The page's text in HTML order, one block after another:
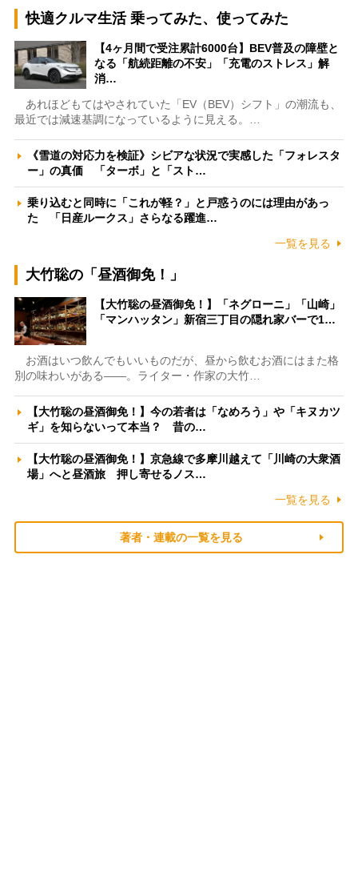
快適クルマ生活 乗ってみた、使ってみた
【4ヶ月間で受注累計6000台】BEV普及の障壁と
なる「航続距離の不安」「充電のストレス」解
消…
あれほどもてはやされていた「EV（BEV）シフト」の潮流も、
最近では減速基調になっているように見える。…
《雪道の対応力を検証》シビアな状況で実感した「フォレスタ
ー」の真価 「ターボ」と「スト…
乗り込むと同時に「これが軽？」と戸惑うのには理由があっ
た 「日産ルークス」さらなる躍進…
一覧を見る
大竹聡の「昼酒御免！」
【大竹聡の昼酒御免！】「ネグローニ」「山崎」
「マンハッタン」新宿三丁目の隠れ家バーで1…
お酒はいつ飲んでもいいものだが、昼から飲むお酒にはまた格
別の味わいがある――。ライター・作家の大竹…
【大竹聡の昼酒御免！】今の若者は「なめろう」や「キヌカツ
ギ」を知らないって本当？ 昔の…
【大竹聡の昼酒御免！】京急線で多摩川越えて「川崎の大衆酒
場」へと昼酒旅 押し寄せるノス…
一覧を見る
著者・連載の一覧を見る